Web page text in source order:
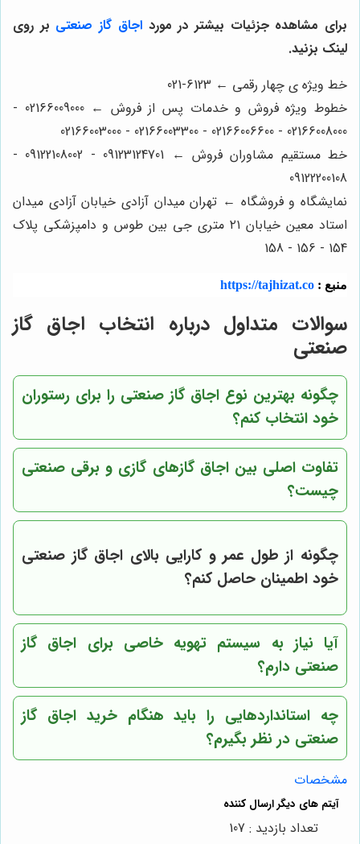
برای مشاهده جزئیات بیشتر در مورداجاق گاز صنعتی بر روی
لینک بزنید.
خط ویژه ی چهار رقمی ← 6123-021
خطوط ویژه فروش و خدمات پس از فروش ← 02166009000 -
02166008000 - 02166006600 - 02166003300 - 02166003000
خط مستقیم مشاوران فروش ← 09123124701 - 09122108002 -
09122200108
نمایشگاه و فروشگاه ← تهران میدان آزادی خیابان آزادی میدان
استاد معین خیابان ۲۱ متری جی بین طوس و دامپزشکی پلاک
154 - 156 - 158
منبع : https://tajhizat.co
سوالات متداول درباره انتخاب اجاق گاز
صنعتی
چگونه بهترین نوع اجاق گاز صنعتی را برای رستوران
خود انتخاب کنم؟
تفاوت اصلی بین اجاق گازهای گازی و برقی صنعتی
چیست؟
چگونه از طول عمر و کارایی بالای اجاق گاز صنعتی
خود اطمینان حاصل کنم؟
آیا نیاز به سیستم تهویه خاصی برای اجاق گاز
صنعتی دارم؟
چه استانداردهایی را باید هنگام خرید اجاق گاز
صنعتی در نظر بگیرم؟
مشخصات
تعداد بازدید : 107